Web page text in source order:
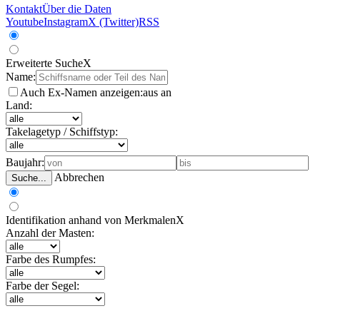
KontaktÜber die Daten
YoutubeInstagramX (Twitter)RSS
Erweiterte SucheX
Name:
Auch Ex-Namen anzeigen:aus an
Land:
Takelagetyp / Schiffstyp:
Baujahr:
Suche... Abbrechen
Identifikation anhand von MerkmalenX
Anzahl der Masten:
Farbe des Rumpfes:
Farbe der Segel: